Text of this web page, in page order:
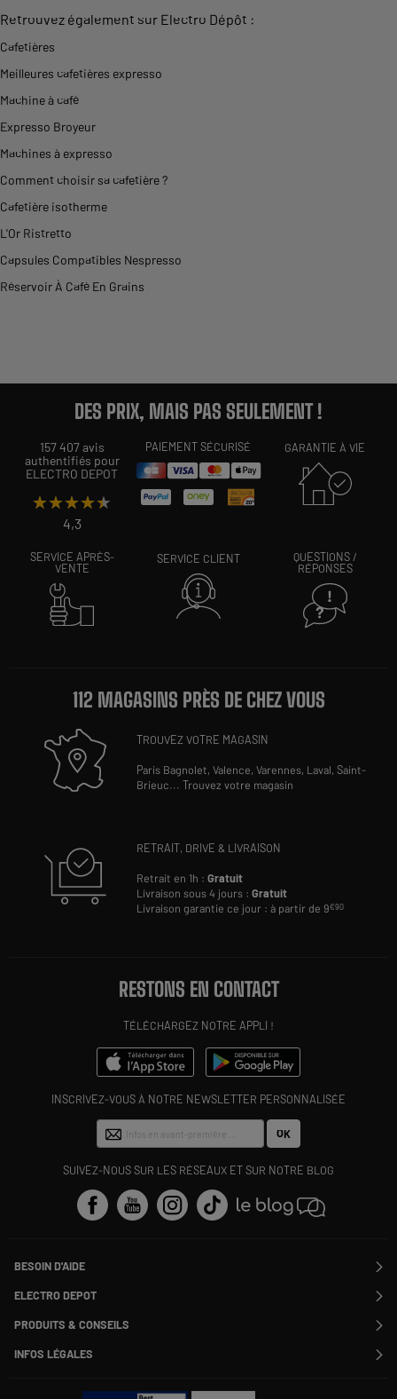
Retrouvez également sur Electro Dépôt :
Cafetières
Meilleures cafetières expresso
Machine à café
Expresso Broyeur
Machines à expresso
Comment choisir sa cafetière ?
Cafetière isotherme
L'Or Ristretto
Capsules Compatibles Nespresso
Réservoir À Café En Grains
DES PRIX, MAIS PAS SEULEMENT !
157 407 avis
authentifiés pour
ELECTRO DEPOT
★★★★★
★★★★★
4,3
PAIEMENT SÉCURISÉ GARANTIE À VIE
SERVICE APRÈS-
VENTE
SERVICE CLIENT
QUESTIONS /
RÉPONSES
112 MAGASINS PRÈS DE CHEZ VOUS
TROUVEZ VOTRE MAGASIN
Paris Bagnolet,Valence,Varennes, Laval,Saint-
Brieuc...Trouvez votre magasin
RETRAIT, DRIVE & LIVRAISON
Retrait en 1h :Gratuit
Livraison sous 4 jours :Gratuit
Livraison garantie ce jour : à partir de 9€90
RESTONS EN CONTACT
TÉLÉCHARGEZ NOTRE APPLI !
INSCRIVEZ-VOUS À NOTRE NEWSLETTER PERSONNALISÉE
OK
SUIVEZ-NOUS SUR LES RÉSEAUX ET SUR NOTRE BLOG
BESOIN D'AIDE
Contactez-nous
Suivre ma commande
Modifier ou annuler ma commande
SAV
Payer en plusieurs fois
ELECTRO DEPOT
Rejoignez-nous !
PRODUITS & CONSEILS
Nos marques
Les avis du site
Le moins cher
INFOS LÉGALES